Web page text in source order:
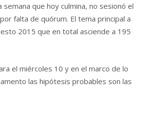
semana que hoy culmina, no sesionó el
falta de quórum. El tema principal a
2015 que en total asciende a 195
el miércoles 10 y en el marco de lo
las hipótesis probables son las